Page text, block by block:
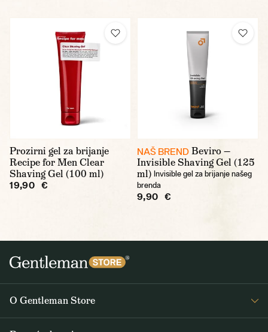
Prozirni gel za brijanje
Recipe for Men Clear
Shaving Gel (100 ml)
19,90 €
NAŠ BREND Beviro —
Invisible Shaving Gel (125
ml) Invisible gel za brijanje našeg
brenda
9,90 €
O Gentleman Store